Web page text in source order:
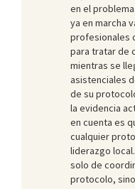
en el
ya en marcha
profesionales
para tratar de
mientras se
asistenciales
de su
la evidencia
en cuenta es
cualquier
liderazgo
solo de
protocolo,